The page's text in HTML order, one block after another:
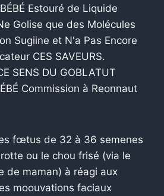
Estouré de Liquide
Golise que des Molécules
Sugiine et N'a Pas Encore
CES SAVEURS.
SENS DU GOBLATUT
Commission à Reonnaut
fœtus de 32 à 36 semenes
ou le chou frisé (via le
de maman) à réagi aux
moouvations faciaux